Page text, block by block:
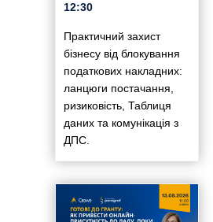
12:30
Практичний захист
бізнесу від блокування
податкових накладних:
ланцюги постачання,
ризиковість, Таблиця
даних та комунікація з
ДПС.